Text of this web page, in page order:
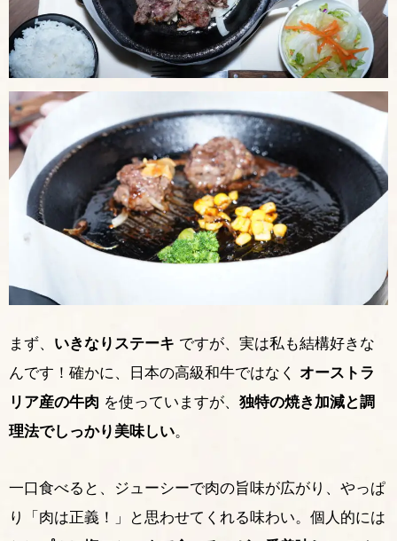
まず、 いきなりステーキ ですが、実は私も結構好きな
んです！確かに、日本の高級和牛ではなく オーストラ
リア産の牛肉 を使っていますが、 独特の焼き加減と調
理法でしっかり美味しい。
一口食べると、ジューシーで肉の旨味が広がり、やっぱ
り「肉は正義！」と思わせてくれる味わい。個人的には